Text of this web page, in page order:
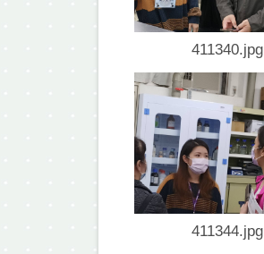
411340.jpg
411344.jpg